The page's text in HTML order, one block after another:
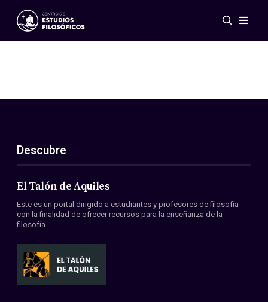
Eventos
ES
EN
Acerca de nosotros
Miembros
Convenios
Descubre
El Talón de Aquiles
Este es un portal dirigido a estudiantes y profesores de filosofía
con la finalidad de ofrecer recursos para la enseñanza de la
filosofía.